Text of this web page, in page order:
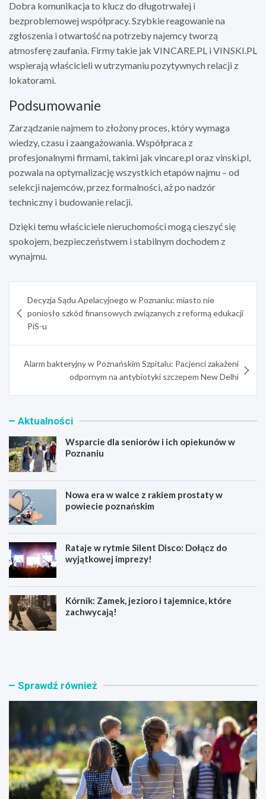
Dobra komunikacja to klucz do długotrwałej i
bezproblemowej współpracy. Szybkie reagowanie na
zgłoszenia i otwartość na potrzeby najemcy tworzą
atmosferę zaufania. Firmy takie jak VINCARE.PL i VINSKI.PL
wspierają właścicieli w utrzymaniu pozytywnych relacji z
lokatorami.
Podsumowanie
Zarządzanie najmem to złożony proces, który wymaga
wiedzy, czasu i zaangażowania. Współpraca z
profesjonalnymi firmami, takimi jak vincare.pl oraz vinski.pl,
pozwala na optymalizację wszystkich etapów najmu – od
selekcji najemców, przez formalności, aż po nadzór
techniczny i budowanie relacji.
Dzięki temu właściciele nieruchomości mogą cieszyć się
spokojem, bezpieczeństwem i stabilnym dochodem z
wynajmu.
wpisu
Decyzja Sądu Apelacyjnego w Poznaniu: miasto nie
poniosło szkód finansowych związanych z reformą edukacji
PiS-u
Alarm bakteryjny w Poznańskim Szpitalu: Pacjenci zakażeni
odpornym na antybiotyki szczepem New Delhi
Aktualności
Wsparcie dla seniorów i ich opiekunów w
Poznaniu
Nowa era w walce z rakiem prostaty w
powiecie poznańskim
Rataje w rytmie Silent Disco: Dołącz do
wyjątkowej imprezy!
Kórnik: Zamek, jezioro i tajemnice, które
zachwycają!
W
c
l
s
e
n
i
N
r
a
c
e
z
r
Sprawdź również